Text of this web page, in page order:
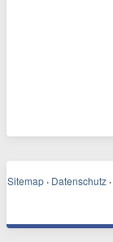
Sitemap · Datenschutz ·